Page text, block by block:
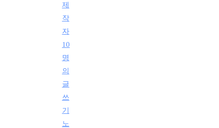
제
작
자
10
명
의
글
쓰
기
노